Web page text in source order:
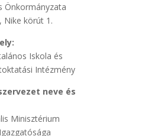
Önkormányzata
Nike körút 1.
Iskola és
Intézmény
neve és
Minisztérium